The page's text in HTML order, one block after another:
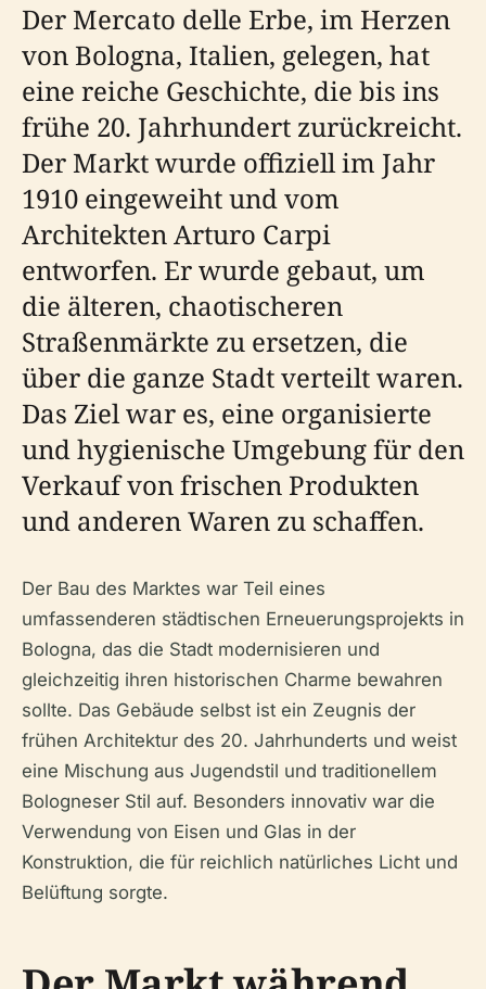
Der Mercato delle Erbe, im Herzen
von Bologna, Italien, gelegen, hat
eine reiche Geschichte, die bis ins
frühe 20. Jahrhundert zurückreicht.
Der Markt wurde offiziell im Jahr
1910 eingeweiht und vom
Architekten Arturo Carpi
entworfen. Er wurde gebaut, um
die älteren, chaotischeren
Straßenmärkte zu ersetzen, die
über die ganze Stadt verteilt waren.
Das Ziel war es, eine organisierte
und hygienische Umgebung für den
Verkauf von frischen Produkten
und anderen Waren zu schaffen.
Der Bau des Marktes war Teil eines
umfassenderen städtischen Erneuerungsprojekts in
Bologna, das die Stadt modernisieren und
gleichzeitig ihren historischen Charme bewahren
sollte. Das Gebäude selbst ist ein Zeugnis der
frühen Architektur des 20. Jahrhunderts und weist
eine Mischung aus Jugendstil und traditionellem
Bologneser Stil auf. Besonders innovativ war die
Verwendung von Eisen und Glas in der
Konstruktion, die für reichlich natürliches Licht und
Belüftung sorgte.